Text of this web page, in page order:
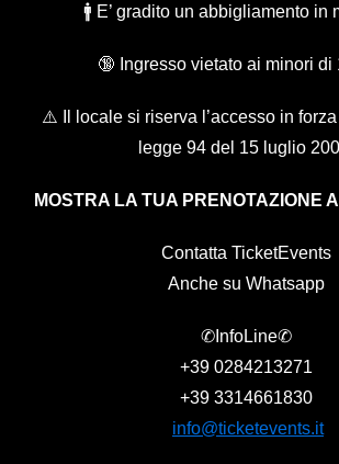
🚹 E’ gradito un abbigliamento in
🔞 Ingresso vietato ai minori di
⚠️ Il locale si riserva l’accesso in forza
legge 94 del 15 luglio
MOSTRA LA TUA PRENOTAZIONE
Contatta TicketEvents
Anche su Whatsapp
✆InfoLine✆
+39 0284213271
+39 3314661830
info@ticketevents.it